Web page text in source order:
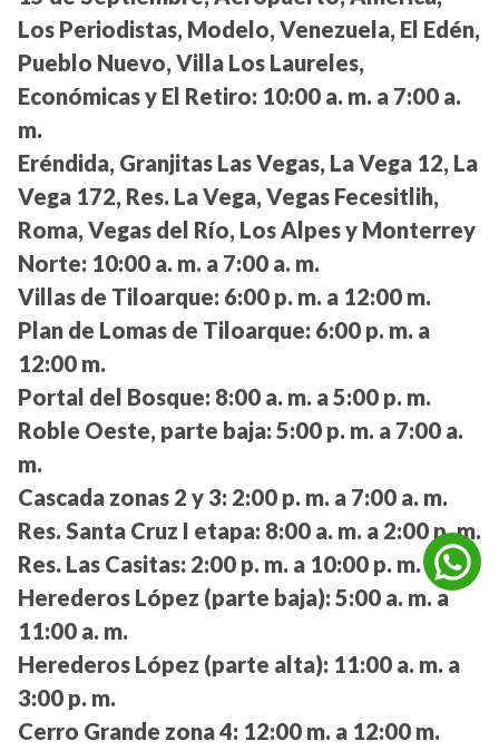
Los Periodistas, Modelo, Venezuela, El Edén,
Pueblo Nuevo, Villa Los Laureles,
Económicas y El Retiro: 10:00 a. m. a 7:00 a.
m.
Eréndida, Granjitas Las Vegas, La Vega 12, La
Vega 172, Res. La Vega, Vegas Fecesitlih,
Roma, Vegas del Río, Los Alpes y Monterrey
Norte: 10:00 a. m. a 7:00 a. m.
Villas de Tiloarque: 6:00 p. m. a 12:00 m.
Plan de Lomas de Tiloarque: 6:00 p. m. a
12:00 m.
Portal del Bosque: 8:00 a. m. a 5:00 p. m.
Roble Oeste, parte baja: 5:00 p. m. a 7:00 a.
m.
Cascada zonas 2 y 3: 2:00 p. m. a 7:00 a. m.
Res. Santa Cruz I etapa: 8:00 a. m. a 2:00 p. m.
Res. Las Casitas: 2:00 p. m. a 10:00 p. m.
Herederos López (parte baja): 5:00 a. m. a
11:00 a. m.
Herederos López (parte alta): 11:00 a. m. a
3:00 p. m.
Cerro Grande zona 4: 12:00 m. a 12:00 m.